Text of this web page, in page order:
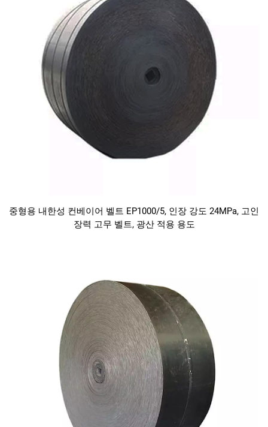
중형용 내한성 컨베이어 벨트 EP1000/5, 인장 강도 24MPa, 고인
장력 고무 벨트, 광산 적용 용도